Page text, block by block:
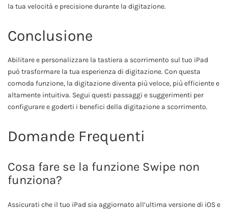
la tua velocità e precisione durante la digitazione.
Conclusione
Abilitare e personalizzare la tastiera a scorrimento sul tuo iPad
può trasformare la tua esperienza di digitazione. Con questa
comoda funzione, la digitazione diventa più veloce, più efficiente e
altamente intuitiva. Segui questi passaggi e suggerimenti per
configurare e goderti i benefici della digitazione a scorrimento.
Domande Frequenti
Cosa fare se la funzione Swipe non
funziona?
Assicurati che il tuo iPad sia aggiornato all’ultima versione di iOS e